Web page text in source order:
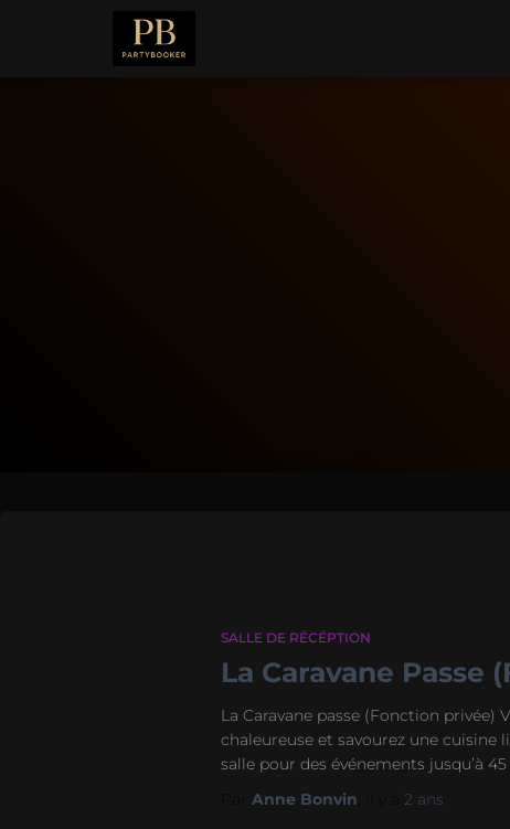
SALLE DE RÉCÉPTION
La Caravane Passe
La Caravane passe (Fonction privée)
chaleureuse et savourez une cuisine
salle pour des événements jusqu’à
Anne Bonvin 2 ans